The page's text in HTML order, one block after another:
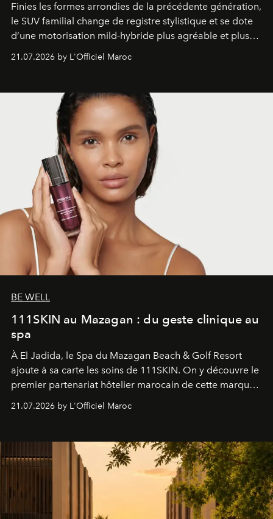
Finies les formes arrondies de la précédente génération,
le SUV familial change de registre stylistique et se dote
d’une motorisation mild-hybride plus agréable et plus
économe. à n’en pas douter, le nouveau C5 Aircross a
gagné en maturité.
21.07.2026 by L'Officiel Maroc
BE WELL
111SKIN au Mazagan : du geste clinique au
spa
À El Jadida, le Spa du Mazagan Beach & Golf Resort
ajoute à sa carte les soins de 111SKIN. On y découvre le
premier partenariat hôtelier marocain de cette marque
britannique, née dans un cabinet de chirurgie plastique
londonien et construite depuis autour d'un actif breveté,
21.07.2026 by L'Officiel Maroc